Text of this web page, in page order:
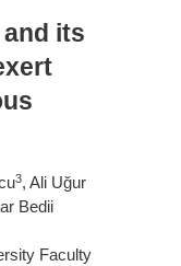
its
3, Ali Uğur
Bedii
Faculty